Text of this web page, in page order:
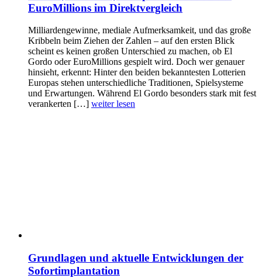
EuroMillions im Direktvergleich
Milliardengewinne, mediale Aufmerksamkeit, und das große
Kribbeln beim Ziehen der Zahlen – auf den ersten Blick
scheint es keinen großen Unterschied zu machen, ob El
Gordo oder EuroMillions gespielt wird. Doch wer genauer
hinsieht, erkennt: Hinter den beiden bekanntesten Lotterien
Europas stehen unterschiedliche Traditionen, Spielsysteme
und Erwartungen. Während El Gordo besonders stark mit fest
verankerten […] weiter lesen
Grundlagen und aktuelle Entwicklungen der
Sofortimplantation